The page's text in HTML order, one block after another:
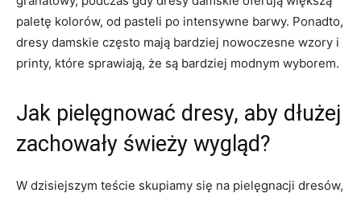
paletę kolorów, od ⁣pasteli po ‍intensywne⁣ barwy. Ponadto,
dresy damskie często mają bardziej nowoczesne wzory i
printy, ‌które ⁤sprawiają,‌ że są bardziej modnym wyborem.
Jak⁢ pielęgnować dresy, ‍aby dłużej
zachowały świeży wygląd?
W dzisiejszym ⁢teście skupiamy się na pielęgnacji dresów,